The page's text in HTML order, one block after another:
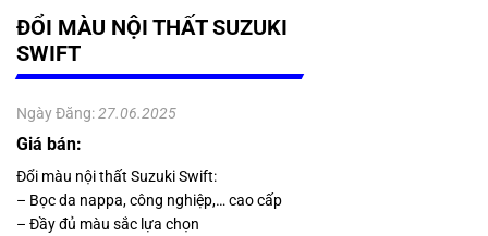
ĐỔI MÀU NỘI THẤT SUZUKI
SWIFT
Ngày Đăng: 27.06.2025
Giá bán:
Đổi màu nội thất Suzuki Swift:
– Bọc da nappa, công nghiệp,… cao cấp
– Đầy đủ màu sắc lựa chọn